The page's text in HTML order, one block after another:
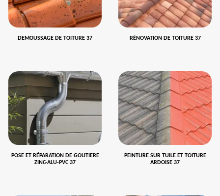
DEMOUSSAGE DE TOITURE 37 RÉNOVATION DE TOITURE 37
POSE ET RÉPARATION DE GOUTIERE
ZINC-ALU-PVC 37
PEINTURE SUR TUILE ET TOITURE
ARDOISE 37